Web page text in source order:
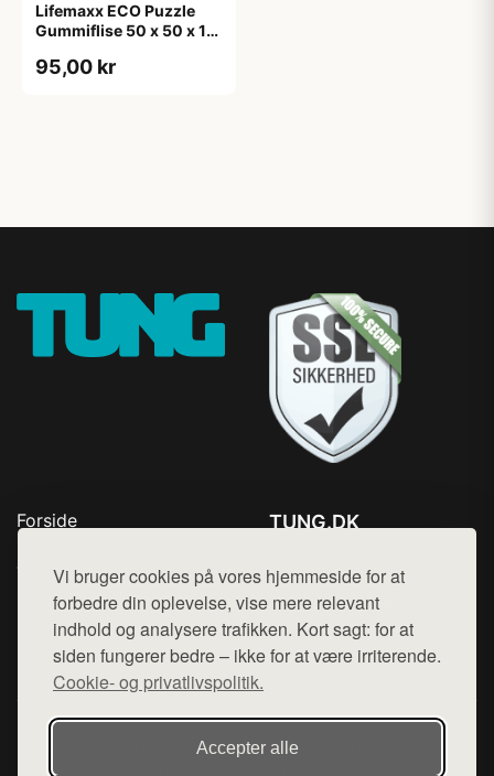
Vi bruger cookies på vores hjemmeside for at
forbedre din oplevelse, vise mere relevant
indhold og analysere trafikken. Kort sagt: for at
siden fungerer bedre – ikke for at være irriterende.
Cookie- og privatlivspolitik.
Accepter alle
Lifemaxx ECO Puzzle
Gummiflise 50 x 50 x 1
95,00 kr
Forside
Top Rabatter
Kontakt
TUNG.DK
Mail: hej@want.dk
Cookie- og privatlivspolitik
Denne side er en del af want.dk, der udgiver en række
hjemmesider med præsentation af forskellige produkter fra